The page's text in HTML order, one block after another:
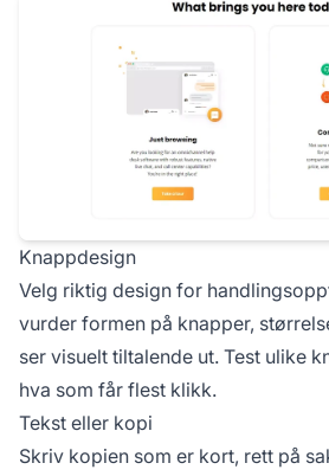
Knappdesign
Velg riktig design for
vurder formen på knapper,
ser visuelt tiltalende ut. Test ulike
hva som får flest klikk.
Tekst eller kopi
Skriv kopien som er kort, rett på